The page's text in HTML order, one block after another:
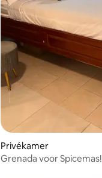
Privékamer
Grenada voor